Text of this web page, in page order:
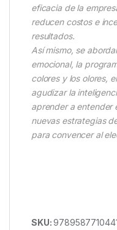
eficacia de la
reducen costos e
resultados.
Así mismo, se
emocional, la
colores y los olores,
agudizar la
aprender a entender
nuevas estrategias
para convencer al
SKU: